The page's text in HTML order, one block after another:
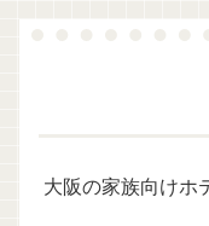
大阪の家族向けホ